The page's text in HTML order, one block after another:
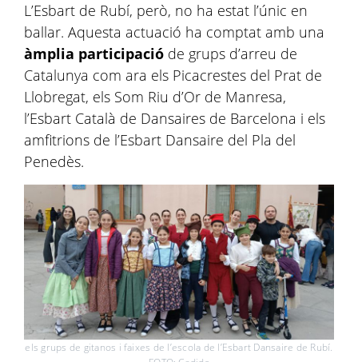
L’Esbart de Rubí, però, no ha estat l’únic en
ballar. Aquesta actuació ha comptat amb una
àmplia participació de grups d’arreu de
Catalunya com ara els Picacrestes del Prat de
Llobregat, els Som Riu d’Or de Manresa,
l’Esbart Català de Dansaires de Barcelona i els
amfitrions de l’Esbart Dansaire del Pla del
Penedès.
els grups de gitanos i faixes de l’escola de l’Esbart Dansaire de Rubí.